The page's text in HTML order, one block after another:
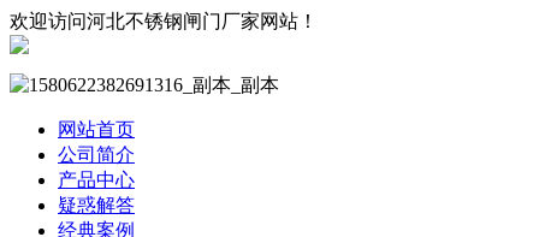
欢迎访问河北不锈钢闸门厂家网站！
网站首页
公司简介
产品中心
疑惑解答
经典案例